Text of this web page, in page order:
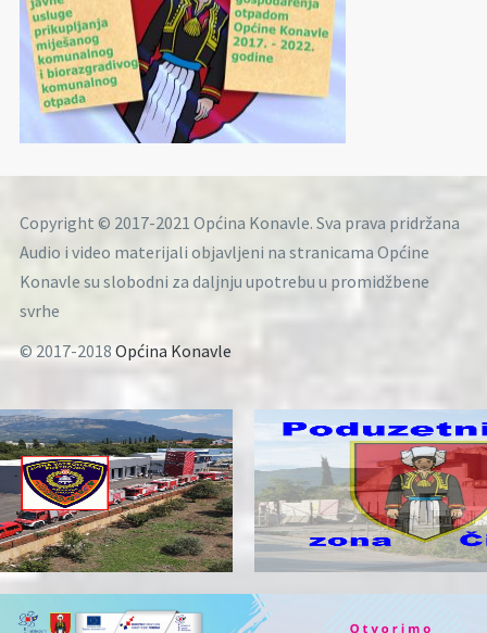
Copyright © 2017-2021 Općina Konavle. Sva prava pridržana
Audio i video materijali objavljeni na stranicama Općine
Konavle su slobodni za daljnju upotrebu u promidžbene
svrhe
© 2017-2018 Općina Konavle